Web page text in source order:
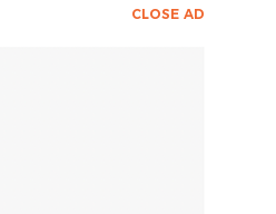
CLOSE AD